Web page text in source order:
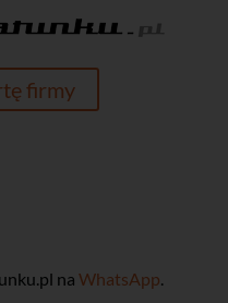
firmy
na WhatsApp